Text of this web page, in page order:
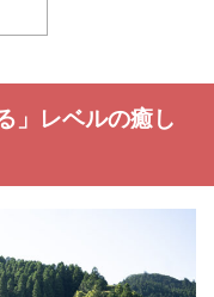
」レベルの癒し